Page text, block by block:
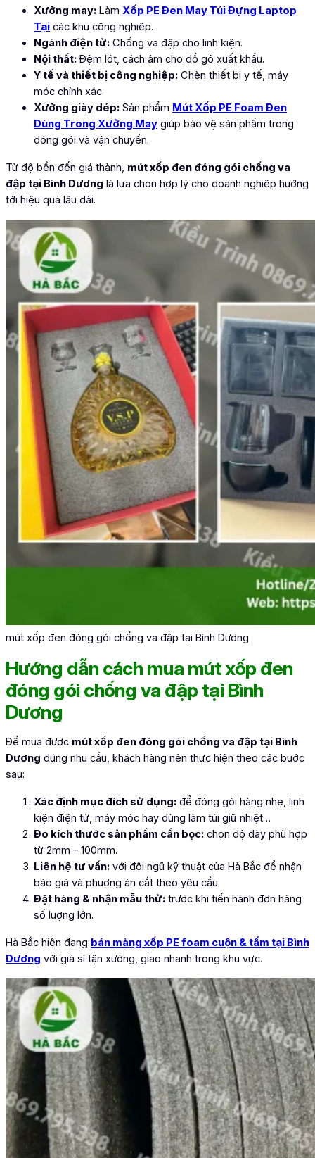
Xưởng may: Làm Xốp PE Đen May Túi Đựng Laptop
Tại các khu công nghiệp.
Ngành điện tử: Chống va đập cho linh kiện.
Nội thất: Đệm lót, cách âm cho đồ gỗ xuất khẩu.
Y tế và thiết bị công nghiệp: Chèn thiết bị y tế, máy
móc chính xác.
Xưởng giày dép: Sản phẩm Mút Xốp PE Foam Đen
Dùng Trong Xưởng May giúp bảo vệ sản phẩm trong
đóng gói và vận chuyển.
Từ độ bền đến giá thành, mút xốp đen đóng gói chống va
đập tại Bình Dương là lựa chọn hợp lý cho doanh nghiệp hướng
tới hiệu quả lâu dài.
mút xốp đen đóng gói chống va đập tại Bình Dương
Hướng dẫn cách mua mút xốp đen
đóng gói chống va đập tại Bình
Dương
Để mua được mút xốp đen đóng gói chống va đập tại Bình
Dương đúng nhu cầu, khách hàng nên thực hiện theo các bước
sau:
Xác định mục đích sử dụng: để đóng gói hàng nhẹ, linh
kiện điện tử, máy móc hay dùng làm túi giữ nhiệt…
Đo kích thước sản phẩm cần bọc: chọn độ dày phù hợp
từ 2mm – 100mm.
Liên hệ tư vấn: với đội ngũ kỹ thuật của Hà Bắc để nhận
báo giá và phương án cắt theo yêu cầu.
Đặt hàng & nhận mẫu thử: trước khi tiến hành đơn hàng
số lượng lớn.
Hà Bắc hiện đang bán màng xốp PE foam cuộn & tấm tại Bình
Dương với giá sỉ tận xưởng, giao nhanh trong khu vực.